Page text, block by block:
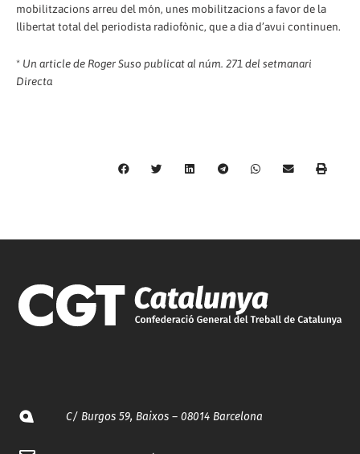
mobilitzacions arreu del món, unes mobilitzacions a favor de la
llibertat total del periodista radiofònic, que a dia d’avui continuen.
* Un article de Roger Suso publicat al núm. 271 del setmanari
Directa
C/ Burgos 59, Baixos – 08014 Barcelona